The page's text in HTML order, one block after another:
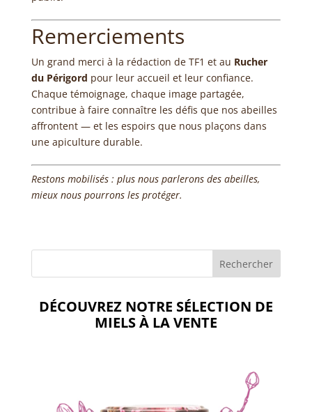
Remerciements
Un grand merci à la rédaction de TF1 et au Rucher
du Périgord pour leur accueil et leur confiance.
Chaque témoignage, chaque image partagée,
contribue à faire connaître les défis que nos abeilles
affrontent — et les espoirs que nous plaçons dans
une apiculture durable.
Restons mobilisés : plus nous parlerons des abeilles,
mieux nous pourrons les protéger.
DÉCOUVREZ NOTRE SÉLECTION DE
MIELS À LA VENTE